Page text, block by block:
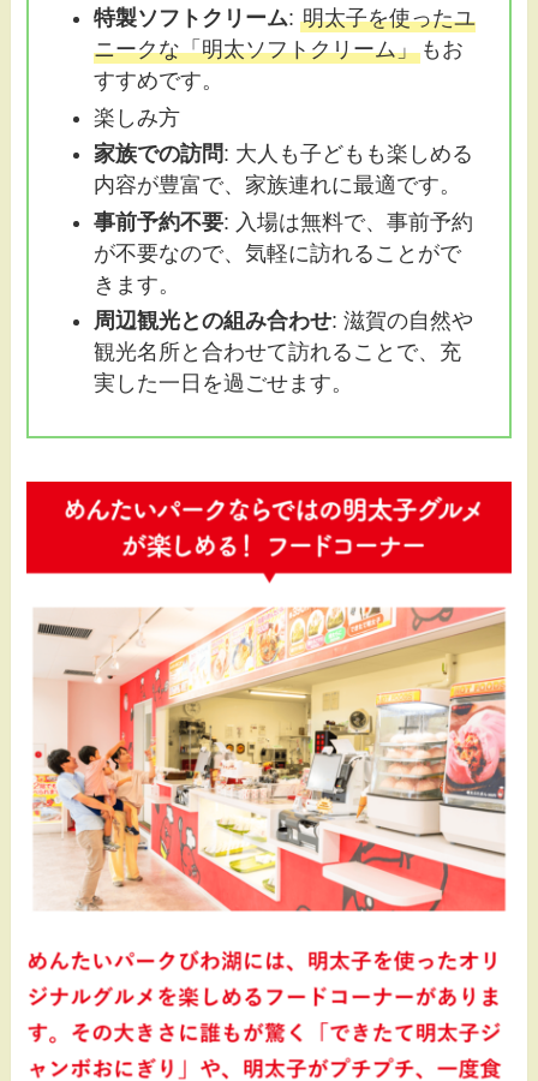
特製ソフトクリーム:明太子を使ったユ
ニークな「明太ソフトクリーム」 もお
すすめです。
楽しみ方
家族での訪問: 大人も子どもも楽しめる
内容が豊富で、家族連れに最適です。
事前予約不要: 入場は無料で、事前予約
が不要なので、気軽に訪れることがで
きます。
周辺観光との組み合わせ: 滋賀の自然や
観光名所と合わせて訪れることで、充
実した一日を過ごせます。